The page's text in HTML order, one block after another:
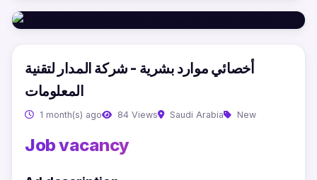
أخصائي موارد بشرية - شركة المدار لتقنية
المعلومات
1 month(s) ago 84 Views Saudi Arabia New
Job vacancy